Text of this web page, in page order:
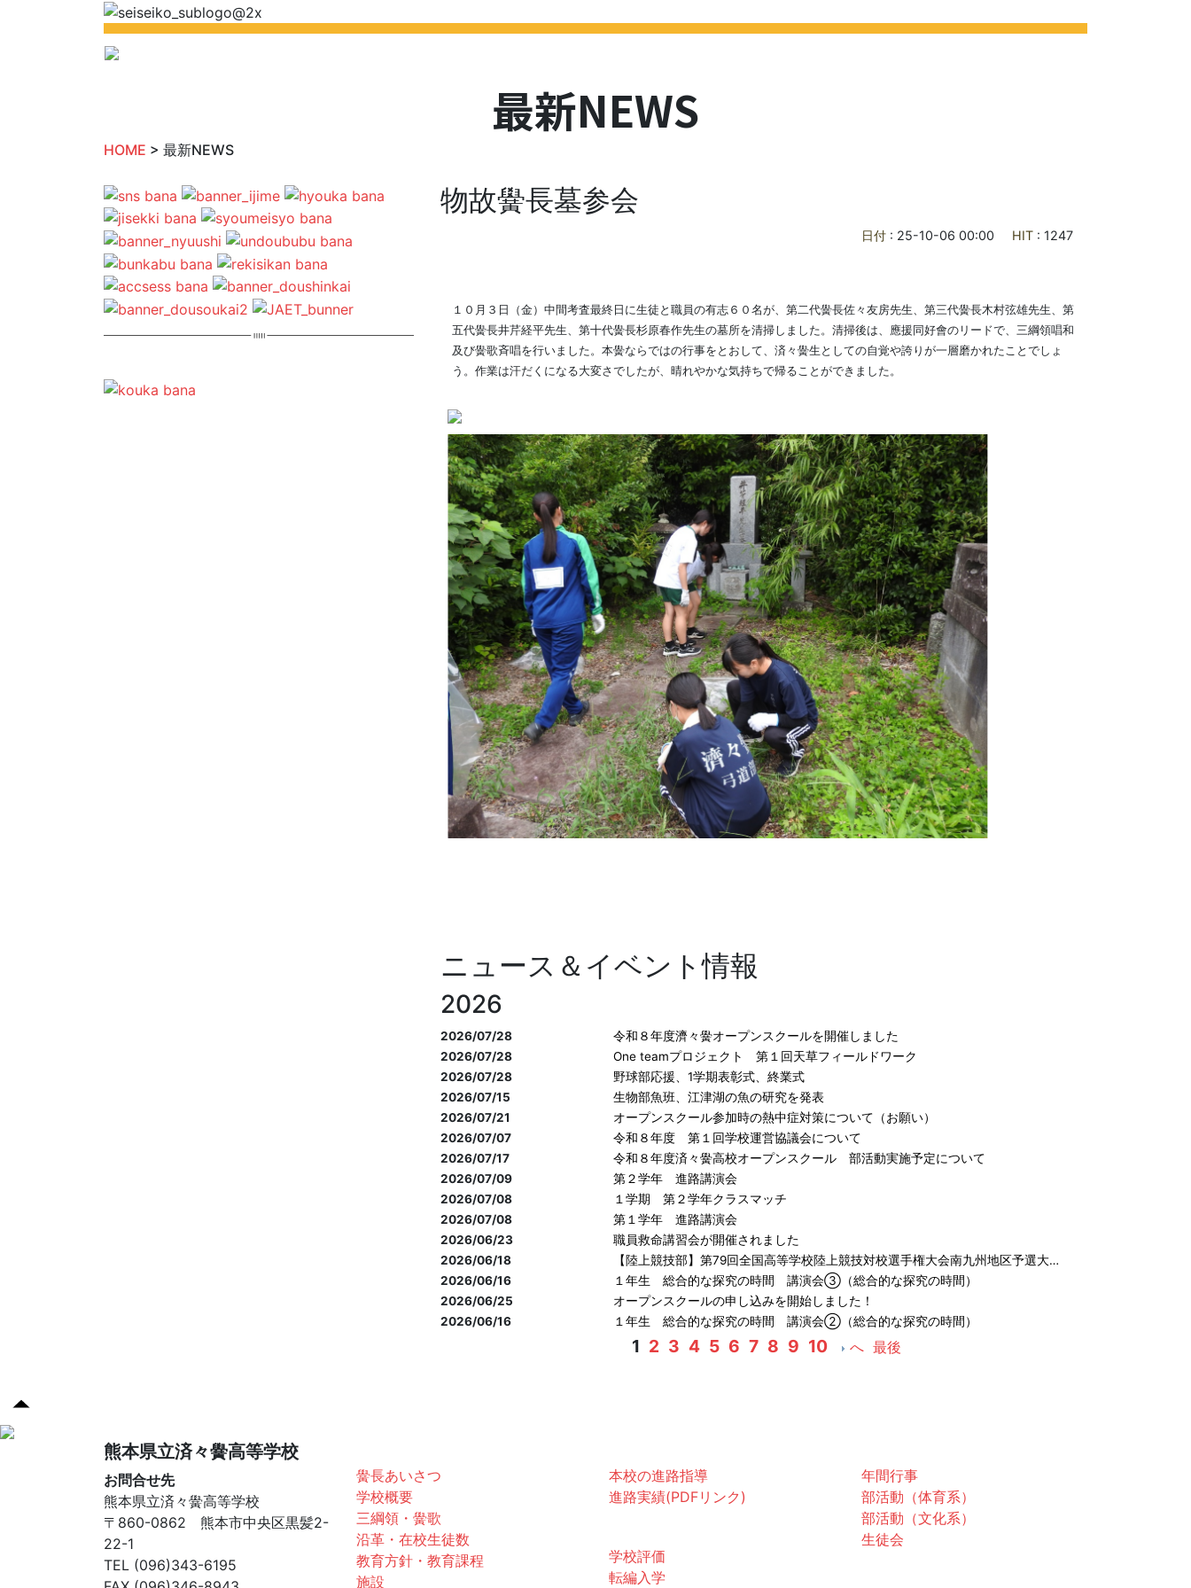
最新NEWS
HOME > 最新NEWS
物故黌長墓参会
日付 : 25-10-06 00:00 HIT : 1247
１０月３日（金）中間考査最終日に生徒と職員の有志６０名が、第二代黌長佐々友房先生、第三代黌長木村弦雄先生、第
五代黌長井芹経平先生、第十代黌長杉原春作先生の墓所を清掃しました。 清掃後は、應援同好會のリードで、三綱領唱和
及び黌歌斉唱を行いました。本黌ならではの行事をとおして、済々黌生としての自覚や誇りが一層磨かれたことでしょ
う。作業は汗だくになる大変さでしたが、晴れやかな気持ちで帰ることができました。
ニュース＆イベント情報
2026
2026/07/28
令和８年度濟々黌オープンスクールを開催しました
2026/07/28
One teamプロジェクト 第１回天草フィールドワーク
2026/07/28
野球部応援、1学期表彰式、終業式
2026/07/15
生物部魚班、江津湖の魚の研究を発表
2026/07/21
オープンスクール参加時の熱中症対策について（お願い）
2026/07/07
令和８年度 第１回学校運営協議会について
2026/07/17
令和８年度済々黌高校オープンスクール 部活動実施予定について
2026/07/09
第２学年 進路講演会
2026/07/08
１学期 第２学年クラスマッチ
2026/07/08
第１学年 進路講演会
2026/06/23
職員救命講習会が開催されました
2026/06/18
【陸上競技部】第79回全国高等学校陸上競技対校選手権大会南九州地区予選大…
2026/06/16
１年生 総合的な探究の時間 講演会➂（総合的な探究の時間）
2026/06/25
オープンスクールの申し込みを開始しました！
2026/06/16
１年生 総合的な探究の時間 講演会➁（総合的な探究の時間）
1 2 3 4 5 6 7 8 9 10 へ 最後
熊本県立済々黌高等学校
お問合せ先
熊本県立済々黌高等学校
〒860-0862 熊本市中央区黒髪2-
22-1
TEL (096)343-6195
黌長あいさつ
学校概要
三綱領・黌歌
沿革・在校生徒数
教育方針・教育課程
施設
本校の進路指導
進路実績(PDFリンク)
学校評価
転編入学
年間行事
部活動（体育系）
部活動（文化系）
生徒会